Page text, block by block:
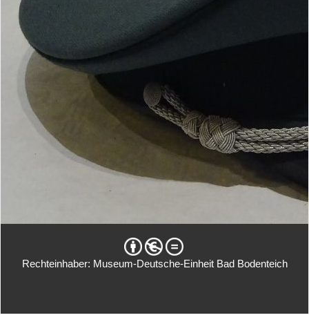
Rechteinhaber: Museum-Deutsche-Einheit Bad Bodenteich